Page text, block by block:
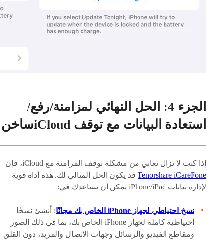
الجزء 4: الحل النهائي لمزامنة/رفع/
استعادة البيانات مع توقف iCloud
ساخن
إذا كنت لا تزال تعاني من مشكلة توقف المزامنة مع iCloud، فإن
Tenorshare iCareFone قد يكون الحل المثالي لك. هذه أداة قوية
لإدارة بيانات iPhone/iPad يمكن أن تساعدك في:
نسخ احتياطي لجهاز iPhone الخاص بك مجانًا : أنشئ نسخًا
احتياطية كاملة لجهاز iPhone الخاص بك، بما في ذلك الصور
ومقاطع الفيديو والرسائل وجهات الاتصال والمزيد، دون القلق